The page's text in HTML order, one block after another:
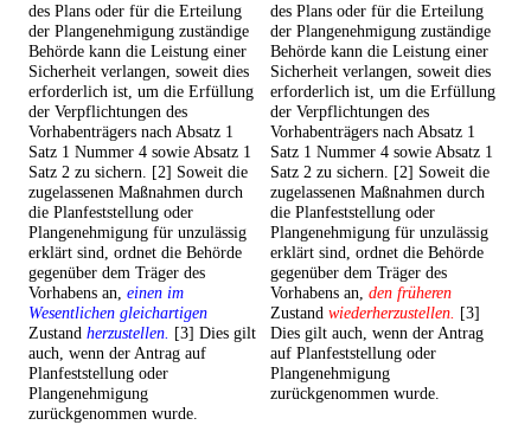
des Plans oder für die Erteilung
der Plangenehmigung zuständige
Behörde kann die Leistung einer
Sicherheit verlangen, soweit dies
erforderlich ist, um die Erfüllung
der Verpflichtungen des
Vorhabenträgers nach Absatz 1
Satz 1 Nummer 4 sowie Absatz 1
Satz 2 zu sichern. [2] Soweit die
zugelassenen Maßnahmen durch
die Planfeststellung oder
Plangenehmigung für unzulässig
erklärt sind, ordnet die Behörde
gegenüber dem Träger des
Vorhabens an, einen im
Wesentlichen gleichartigen
Zustand herzustellen. [3] Dies gilt
auch, wenn der Antrag auf
Planfeststellung oder
Plangenehmigung
zurückgenommen wurde.
des Plans oder für die Erteilung
der Plangenehmigung zuständige
Behörde kann die Leistung einer
Sicherheit verlangen, soweit dies
erforderlich ist, um die Erfüllung
der Verpflichtungen des
Vorhabenträgers nach Absatz 1
Satz 1 Nummer 4 sowie Absatz 1
Satz 2 zu sichern. [2] Soweit die
zugelassenen Maßnahmen durch
die Planfeststellung oder
Plangenehmigung für unzulässig
erklärt sind, ordnet die Behörde
gegenüber dem Träger des
Vorhabens an, den früheren
Zustand wiederherzustellen. [3]
Dies gilt auch, wenn der Antrag
auf Planfeststellung oder
Plangenehmigung
zurückgenommen wurde.